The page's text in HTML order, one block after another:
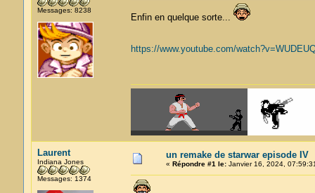
Messages: 8238
Enfin en quelque sorte...
https://www.youtube.com/
Laurent
Indiana Jones
Messages: 1374
un remake de starwar episode IV
« Répondre #1 le:Janvier 16, 2024,